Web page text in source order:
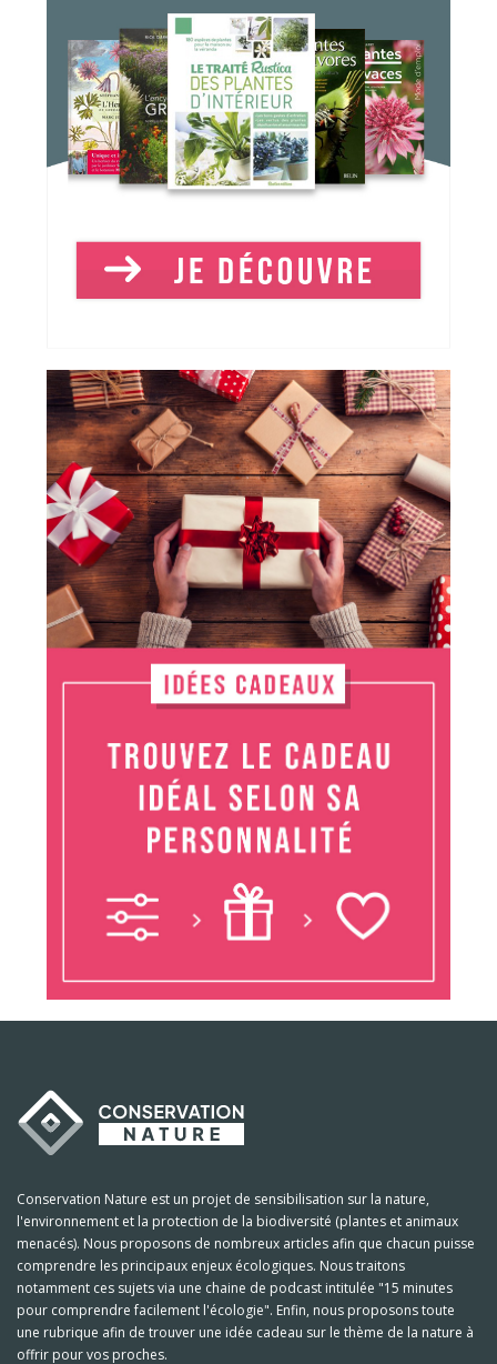
Conservation Nature est un projet de sensibilisation sur la nature,
l'environnement et la protection de la biodiversité (plantes et animaux
menacés). Nous proposons de nombreux articles afin que chacun puisse
comprendre les principaux enjeux écologiques. Nous traitons
notamment ces sujets via une chaine de podcast intitulée "15 minutes
pour comprendre facilement l'écologie". Enfin, nous proposons toute
une rubrique afin de trouver une idée cadeau sur le thème de la nature à
offrir pour vos proches.